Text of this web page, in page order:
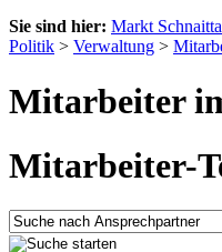
Sie sind hier: Markt
Politik > Verwaltung >
Mitarbeiter
Mitarbeiter-